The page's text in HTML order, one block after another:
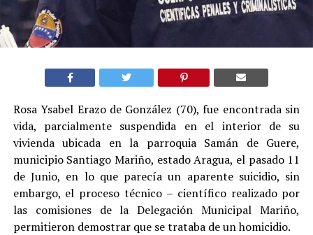
Rosa Ysabel Erazo de González (70), fue encontrada sin
vida, parcialmente suspendida en el interior de su
vivienda ubicada en la parroquia Samán de Guere,
municipio Santiago Mariño, estado Aragua, el pasado 11
de Junio, en lo que parecía un aparente suicidio, sin
embargo, el proceso técnico – científico realizado por
las comisiones de la Delegación Municipal Mariño,
permitieron demostrar que se trataba de un homicidio.